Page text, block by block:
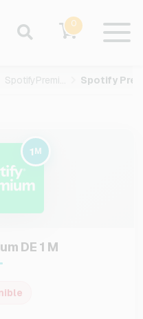
0
SpotifyPremium
1M
DE 1 M